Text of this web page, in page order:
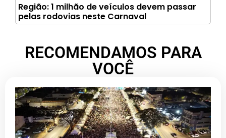
Região: 1 milhão de veículos devem passar
pelas rodovias neste Carnaval
RECOMENDAMOS PARA
VOCÊ